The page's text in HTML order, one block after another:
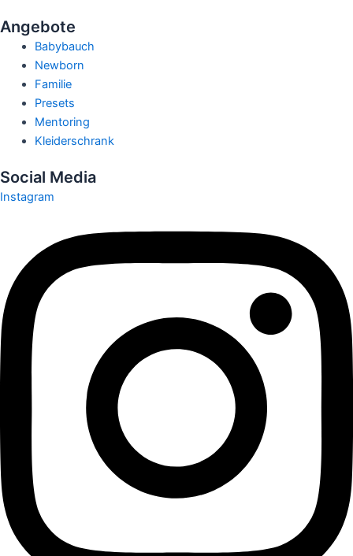
Angebote
Babybauch
Newborn
Familie
Presets
Mentoring
Kleiderschrank
Social Media
Instagram